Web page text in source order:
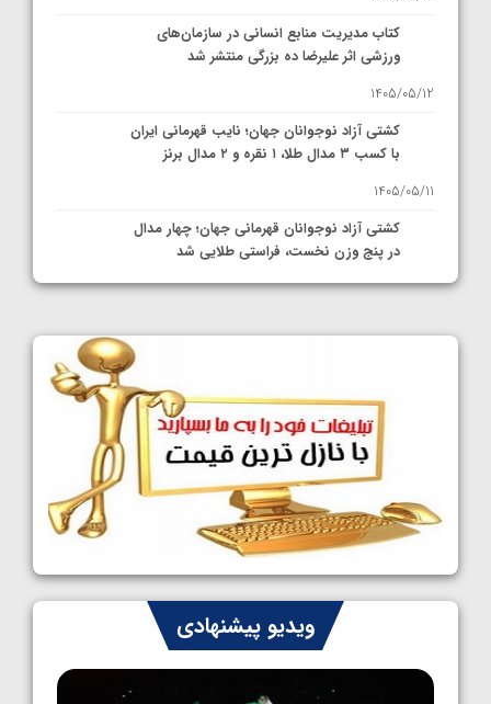
کتاب مدیریت منابع انسانی در سازمان‌های
ورزشی اثر علیرضا ده بزرگی منتشر شد
1405/05/12
کشتی آزاد نوجوانان جهان؛ نایب قهرمانی ایران
با کسب ۳ مدال طلا، ۱ نقره و ۲ مدال برنز
1405/05/11
کشتی آزاد نوجوانان قهرمانی جهان؛ چهار مدال
در پنج وزن نخست، فراستی طلایی شد
1405/05/11
کشتی آزاد نوجوانان جهان؛ رقبای نمایندگان
ایران مشخص شدند
1405/05/08
کشتی فرنگی نوجوانان جهان؛ سکوی تیمی
سوم برای ایران
1405/05/07
ایران چشم به راه چهار مدال در پنج وزن دوم
کشتی فرنگی نوجوانان جهان
1405/05/06
ویدیو پیشنهادی